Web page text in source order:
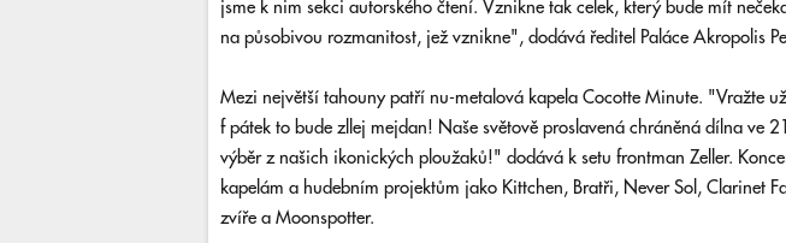
jsme k nim sekci autorského čtení. Vznikne tak celek, který bude mít
na působivou rozmanitost, jež vznikne", dodává ředitel Paláce Akropolis
Mezi největší tahouny patří nu-metalová kapela Cocotte Minute. "Vražte
f pátek to bude zllej mejdan! Naše světově proslavená chráněná dílna ve
výběr z našich ikonických ploužaků!" dodává k setu frontman Zeller.
kapelám a hudebním projektům jako Kittchen, Bratři, Never Sol, Clarinet
zvíře a Moonspotter.